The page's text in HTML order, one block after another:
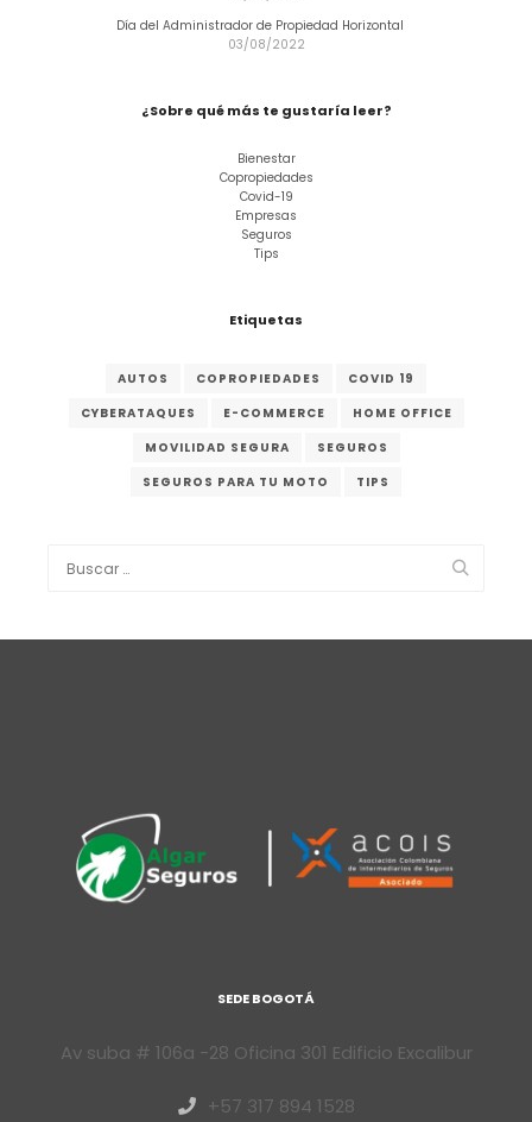
Día del Administrador de Propiedad Horizontal
03/08/2022
¿Sobre qué más te gustaría leer?
Bienestar
Copropiedades
Covid-19
Empresas
Seguros
Tips
Etiquetas
AUTOS COPROPIEDADES
COVID 19
CYBERATAQUES
E-COMMERCE
HOME OFFICE
MOVILIDAD SEGURA
SEGUROS
SEGUROS PARA TU MOTO
TIPS
SEDE BOGOTÁ
Av suba # 106a -28 Oficina 301 Edificio Excalibur
+57 317 894 1528